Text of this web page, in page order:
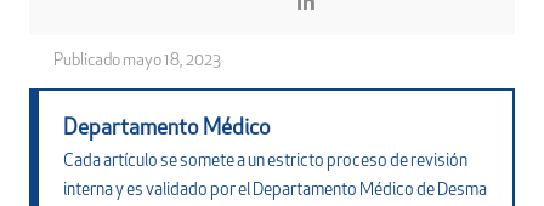
Publicado mayo 18, 2023
Departamento Médico
Cada artículo se somete a un estricto proceso de revisión
interna y es validado por el Departamento Médico de Desma